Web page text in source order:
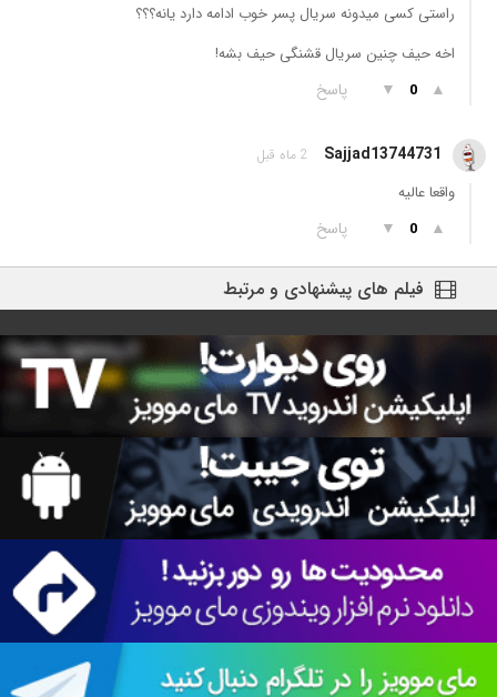
راستی کسی میدونه سریال پسر خوب ادامه دارد یانه؟؟؟
اخه حیف چنین سریال قشنگی حیف بشه!
▲
0
▼ پاسخ
Sajjad13744731 2 ماه قبل
واقعا عالیه
▲
0
▼ پاسخ
فیلم های پیشنهادی و مرتبط